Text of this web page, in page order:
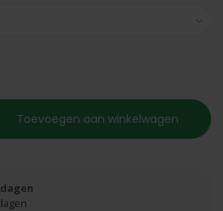
Toevoegen aan winkelwagen